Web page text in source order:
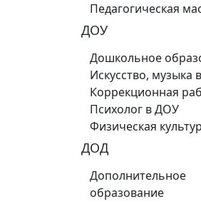
Педагогическая
ДОУ
Дошкольное
Искусство, музыка
Коррекционная
Психолог в ДОУ
Физическая
ДОД
Дополнительное
образование